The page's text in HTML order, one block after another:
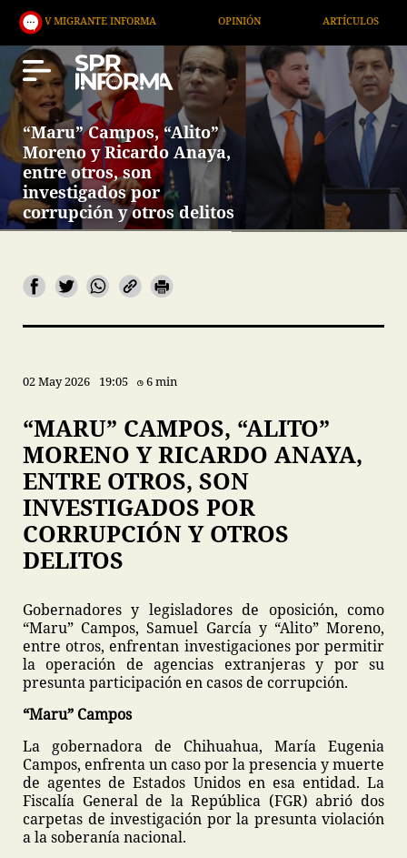
INFORMA
“Maru” Campos, “Alito”
Moreno y Ricardo Anaya,
entre otros, son
investigados por
corrupción y otros delitos
02 May 2026 19:05 6 min
“MARU” CAMPOS, “ALITO”
MORENO Y RICARDO ANAYA,
ENTRE OTROS, SON
INVESTIGADOS POR
CORRUPCIÓN Y OTROS
DELITOS
Gobernadores y legisladores de oposición, como
“Maru” Campos, Samuel García y “Alito” Moreno,
entre otros, enfrentan investigaciones por permitir
la operación de agencias extranjeras y por su
presunta participación en casos de corrupción.
“Maru” Campos
La gobernadora de Chihuahua, María Eugenia
Campos, enfrenta un caso por la presencia y muerte
de agentes de Estados Unidos en esa entidad. La
Fiscalía General de la República (FGR) abrió dos
carpetas de investigación por la presunta violación
a la soberanía nacional.